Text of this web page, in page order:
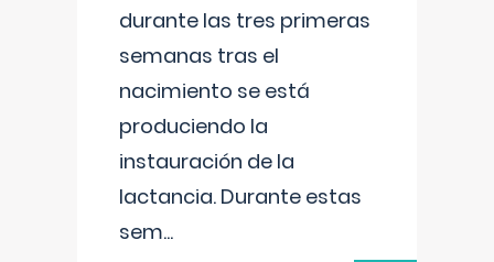
durante las tres primeras
semanas tras el
nacimiento se está
produciendo la
instauración de la
lactancia. Durante estas
sem...